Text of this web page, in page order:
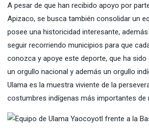
A pesar de que han recibido apoyo por
Apizaco, se busca también consolidar un
posee una historicidad interesante,
seguir recorriendo municipios para que
conozca y apoye este deporte, que ha
un orgullo nacional y además un orgullo
Ulama es la muestra viviente de la
costumbres indígenas más importantes de